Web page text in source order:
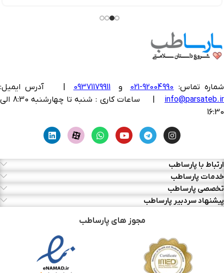
شماره تماس: 92004990-021 و 09371179911
آدرس ایمیل:
info@parsateb.ir
| ساعات کاری : شنبه تا چهارشنبه 8:30 الی
16:30
ارتباط با پارساطب
خدمات پارساطب
تخصصی پارساطب
پیشنهاد سردبیر پارساطب
مجوز های پارساطب